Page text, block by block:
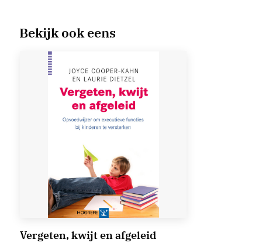
Bekijk ook eens
Vergeten, kwijt en afgeleid